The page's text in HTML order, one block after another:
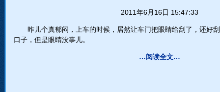
2011年6月16日 15:47:33
昨儿个真郁闷，上车的时候，居然让车门把眼睛给刮了，还好
口子，但是眼睛没事儿。
…阅读全文…